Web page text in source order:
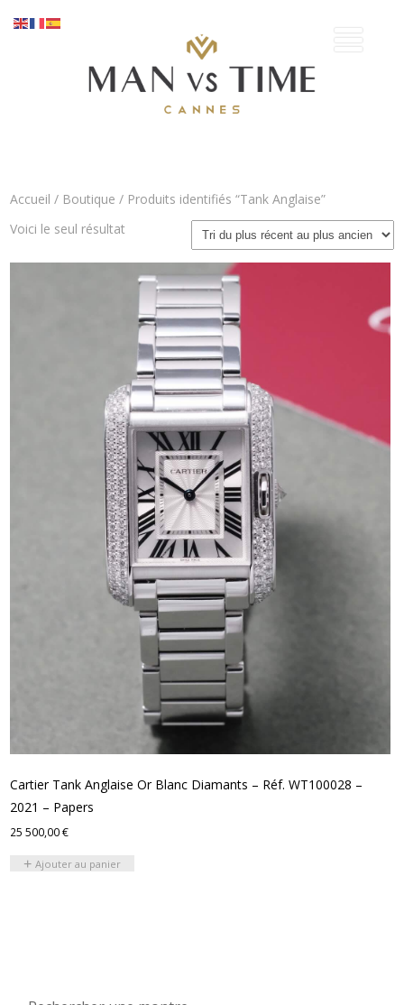
Accueil / Boutique / Produits identifiés “Tank Anglaise”
Voici le seul résultat
Cartier Tank Anglaise Or Blanc Diamants – Réf. WT100028 –
2021 – Papers
25 500,00€
Ajouter au panier